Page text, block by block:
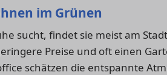
im Grünen
sucht, findet sie meist am
Preise und oft einen
schätzen die entspannte